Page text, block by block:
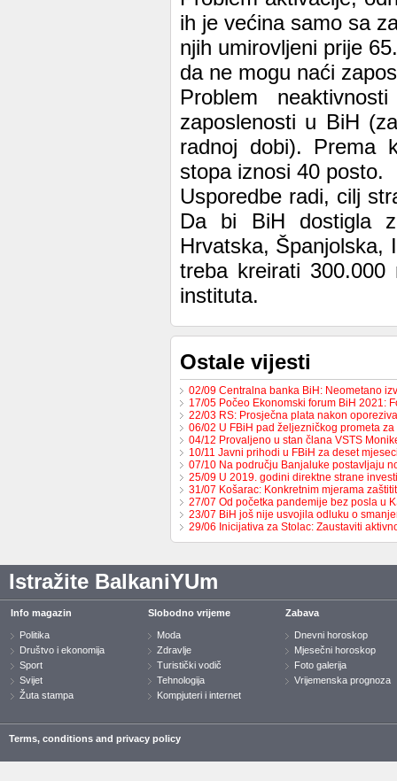
ih je većina samo sa
njih umirovljeni prije
da ne mogu naći
Problem
zaposlenosti u BiH
radnoj dobi). Prema
stopa iznosi 40 posto.
Usporedbe radi, cilj
Da bi BiH dostigla
Hrvatska, Španjolska,
treba kreirati 300.000
instituta.
Ostale vijesti
02/09 Centralna banka BiH: Neometano
17/05 Počeo Ekonomski forum BiH 2021:
22/03 RS: Prosječna plata nakon
06/02 U FBiH pad željezničkog prometa
04/12 Provaljeno u stan člana VSTS
10/11 Javni prihodi u FBiH za deset
07/10 Na području Banjaluke postavljaju
25/09 U 2019. godini direktne strane
31/07 Košarac: Konkretnim mjerama
27/07 Od početka pandemije bez posla u
23/07 BiH još nije usvojila odluku o
29/06 Inicijativa za Stolac: Zaustaviti
Istražite BalkaniYUm
Info magazin
Politika
Društvo i ekonomija
Sport
Svijet
Žuta stampa
Slobodno vrijeme
Moda
Zdravlje
Turistički vodič
Tehnologija
Kompjuteri i internet
Zabava
Dnevni horoskop
Mjesečni horoskop
Foto galerija
Vrijemenska prognoza
Terms, conditions and privacy policy